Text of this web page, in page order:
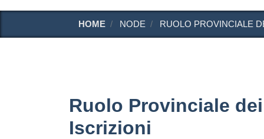
HOME NODE RUOLO PROVINCIALE
Ruolo Provinciale
Iscrizioni